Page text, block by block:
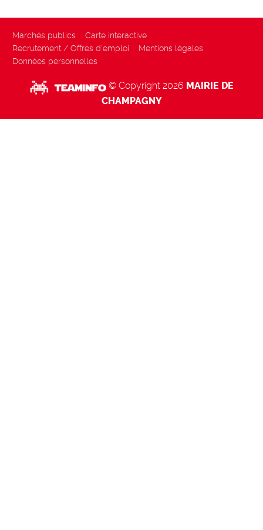
Marchés publics
Carte interactive
Recrutement / Offres d'emploi
Mentions légales
Données personnelles
© Copyright 2026 MAIRIE DE
CHAMPAGNY